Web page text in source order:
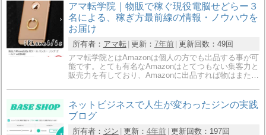
アマ転学院｜物販で稼ぐ現役電脳せどらー３
名による、稼ぎ方最前線の情報・ノウハウを
お届け
所有者： アマ転 更新： 7年前 更新回数： 49回
アマ転学院とはAmazonは個人の方でも出品する事が可
能です。とても有名なAmazonはとてつもない集客力と
販売力を有しており、Amazonに出品すれば物はまた…
ネットビジネスで人生が変わったジンの実践
ブログ
所有者： ジン 更新： 4年前 更新回数： 197回